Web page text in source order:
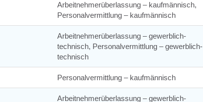
Arbeitnehmerüberlassung – kaufmännisch,
Personalvermittlung – kaufmännisch
Arbeitnehmerüberlassung – gewerblich-
technisch, Personalvermittlung – gewerblich-
technisch
Personalvermittlung – kaufmännisch
Arbeitnehmerüberlassung – gewerblich-